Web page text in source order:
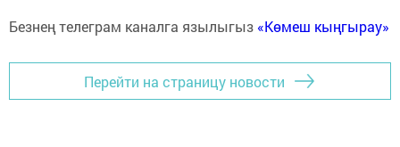
Безнең телеграм каналга язылыгыз «Көмеш кыңгырау»
Перейти на страницу новости